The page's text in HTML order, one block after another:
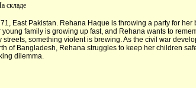
складе
East Pakistan. Rehana Haque is throwing a party for
young family is growing up fast, and Rehana wants to
streets, something violent is brewing. As the civil war
of Bangladesh, Rehana struggles to keep her children
dilemma.